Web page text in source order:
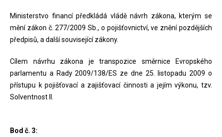
Ministerstvo financí předkládá vládě návrh zákona, kterým se
mění zákon č. 277/2009 Sb., o pojišťovnictví, ve znění pozdějších
předpisů, a další související zákony.
Cílem návrhu zákona je transpozice směrnice Evropského
parlamentu a Rady 2009/138/ES ze dne 25. listopadu 2009 o
přístupu k pojišťovací a zajišťovací činnosti a jejím výkonu, tzv.
Solventnost II.
Bod č. 3: